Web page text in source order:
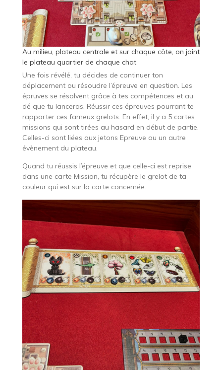
Au milieu, plateau centrale et sur chaque côte, on joint
le plateau quartier de chaque chat
Une fois révélé, tu décides de continuer ton
déplacement ou résoudre l’épreuve en question. Les
épruves se résolvent grâce à tes compétences et au
dé que tu lanceras. Réussir ces épreuves pourrant te
rapporter ces fameux grelots. En effet, il y a 5 cartes
missions qui sont tirées au hasard en début de partie.
Celles-ci sont liées aux jetons Epreuve ou un autre
évènement du plateau.
Quand tu réussis l’épreuve et que celle-ci est reprise
dans une carte Mission, tu récupère le grelot de ta
couleur qui est sur la carte concernée.